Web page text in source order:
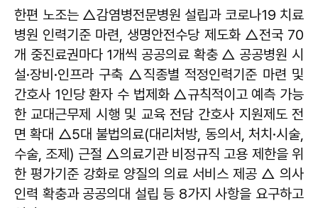
한편 노조는 △감염병전문병원 설립과 코로나19 치료
병원 인력기준 마련, 생명안전수당 제도화 △전국 70
개 중진료권마다 1개씩 공공의료 확충 △ 공공병원 시
설·장비·인프라 구축 △직종별 적정인력기준 마련 및
간호사 1인당 환자 수 법제화 △규칙적이고 예측 가능
한 교대근무제 시행 및 교육 전담 간호사 지원제도 전
면 확대 △5대 불법의료(대리처방, 동의서, 처치·시술,
수술, 조제) 근절 △의료기관 비정규직 고용 제한을 위
한 평가기준 강화로 양질의 의료 서비스 제공 △ 의사
인력 확충과 공공의대 설립 등 8가지 사항을 요구하고